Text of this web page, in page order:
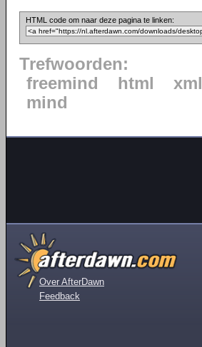
HTML code om naar deze pagina te linken:
Trefwoorden:
freemind
html xml
mind
Over AfterDawn
Feedback